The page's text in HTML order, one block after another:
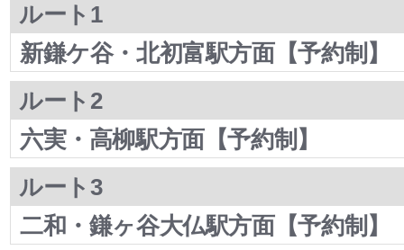
ルート1
新鎌ケ谷・北初富駅方面【予約制】
ルート2
六実・高柳駅方面【予約制】
ルート3
二和・鎌ヶ谷大仏駅方面【予約制】